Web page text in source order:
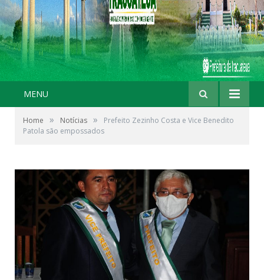
MENU
Home » Notícias »
Prefeito Zezinho Costa e Vice Benedito
Patola são empossados